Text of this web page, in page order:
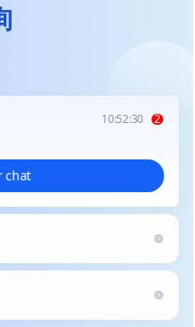
枢
属业务系统
管理多种 AI 智能体
Dify、OpenAI
可根据业务需求灵活
从客服接待、销售转
每个智能体可独立
、可持续的智能运